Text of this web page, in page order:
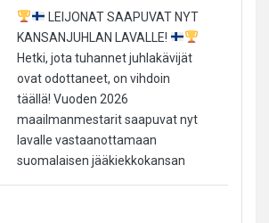
LEIJONAT SAAPUVAT NYT
KANSANJUHLAN LAVALLE!
Hetki, jota tuhannet juhlakävijät
ovat odottaneet, on vihdoin
täällä! Vuoden 2026
maailmanmestarit saapuvat nyt
lavalle vastaanottamaan
suomalaisen jääkiekkokansan